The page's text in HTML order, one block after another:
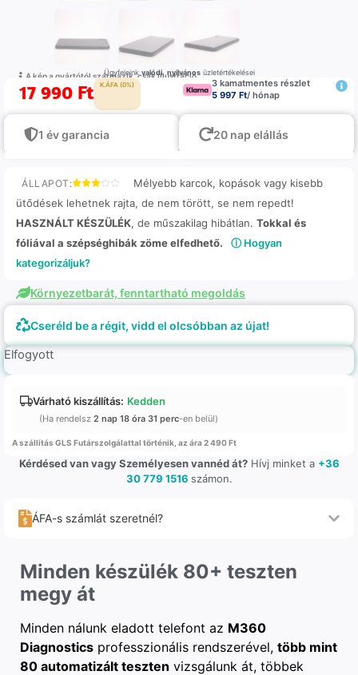
A kép a gyártótól származik, csak illustráció
Ügyfeleinkvalódi,nyilvánosüzletértékelései
17 990 Ft K.ÁFA (0%)
3 kamatmentes részlet
5 997 Ft/ hónap
1 év garancia 20 nap elállás
ÁLLAPOT:
Mélyebb karcok, kopások vagy kisebb
ütődések lehetnek rajta, de nem törött, se nem repedt!
HASZNÁLT KÉSZÜLÉK, de műszakilag hibátlan. Tokkal és
fóliával a szépséghibák zöme elfedhető.
ⓘ Hogyan
kategorizáljuk?
Környezetbarát, fenntartható megoldás
Cseréld be a régit, vidd el olcsóbban az újat!
Elfogyott
Várható kiszállítás: Kedden
(Ha rendelsz 2 nap 18 óra 31 perc-en belül)
A szállítás GLS Futárszolgálattal történik, az ára 2 490 Ft
Kérdésed van vagy Személyesen vannéd át?Hívj minket a +36
30 779 1516 számon.
ÁFA-s számlát szeretnél?
Minden készülék 80+ teszten
megy át
Minden nálunk eladott telefont az M360
Diagnostics professzionális rendszerével, több mint
80 automatizált teszten vizsgálunk át, többek